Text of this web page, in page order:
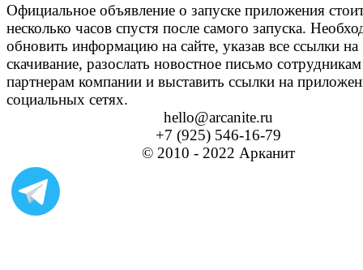
Официальное объявление о запуске приложения
несколько часов спустя после самого запуска.
обновить информацию на сайте, указав все ссылки на
скачивание, разослать новостное письмо
партнерам компании и выставить ссылки на
социальных сетях.
hello@arcanite.ru
+7 (925) 546-16-79
© 2010 - 2022 Арканит